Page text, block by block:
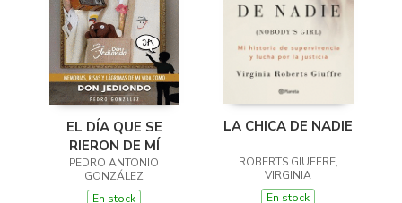
EL DÍA QUE SE
RIERON DE MÍ
PEDRO ANTONIO
GONZÁLEZ
En stock
LA CHICA DE NADIE
ROBERTS GIUFFRE,
VIRGINIA
En stock